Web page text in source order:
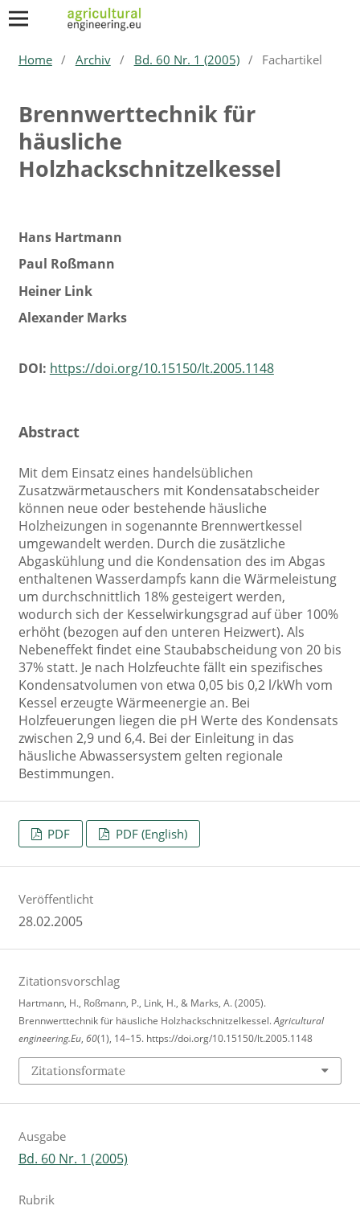
Home / Archiv / Bd. 60 Nr. 1 (2005) / Fachartikel
Brennwerttechnik für
häusliche
Holzhackschnitzelkessel
Hans Hartmann
Paul Roßmann
Heiner Link
Alexander Marks
DOI: https://doi.org/10.15150/lt.2005.1148
Abstract
Mit dem Einsatz eines handelsüblichen
Zusatzwärmetauschers mit Kondensatabscheider
können neue oder bestehende häusliche
Holzheizungen in sogenannte Brennwertkessel
umgewandelt werden. Durch die zusätzliche
Abgaskühlung und die Kondensation des im Abgas
enthaltenen Wasserdampfs kann die Wärmeleistung
um durchschnittlich 18% gesteigert werden,
wodurch sich der Kesselwirkungsgrad auf über 100%
erhöht (bezogen auf den unteren Heizwert). Als
Nebeneffekt findet eine Staubabscheidung von 20 bis
37% statt. Je nach Holzfeuchte fällt ein spezifisches
Kondensatvolumen von etwa 0,05 bis 0,2 l/kWh vom
Kessel erzeugte Wärmeenergie an. Bei
Holzfeuerungen liegen die pH Werte des Kondensats
zwischen 2,9 und 6,4. Bei der Einleitung in das
häusliche Abwassersystem gelten regionale
Bestimmungen.
PDF PDF (English)
Veröffentlicht
28.02.2005
Zitationsvorschlag
Hartmann, H., Roßmann, P., Link, H., & Marks, A. (2005).
Brennwerttechnik für häusliche Holzhackschnitzelkessel.Agricultural
engineering.Eu, 60(1), 14–15. https://doi.org/10.15150/lt.2005.1148
Zitationsformate
Ausgabe
Bd. 60 Nr. 1 (2005)
Rubrik